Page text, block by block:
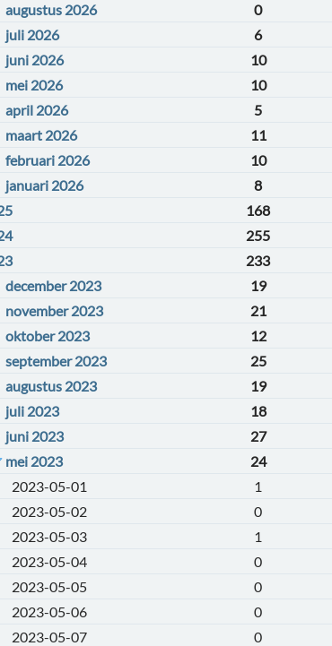
augustus 2026
0
juli 2026
6
juni 2026
10
mei 2026
10
april 2026
5
maart 2026
11
februari 2026
10
januari 2026
8
168
255
233
december 2023
19
november 2023
21
oktober 2023
12
september 2023
25
augustus 2023
19
juli 2023
18
juni 2023
27
mei 2023
24
2023-05-01
1
2023-05-02
0
2023-05-03
1
2023-05-04
0
2023-05-05
0
2023-05-06
0
2023-05-07
0